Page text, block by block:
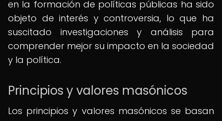
en la formación de políticas públicas ha sido
objeto de interés y controversia, lo que ha
suscitado investigaciones y análisis para
comprender mejor su impacto en la sociedad
y la política.
Principios y valores masónicos
Los principios y valores masónicos se basan